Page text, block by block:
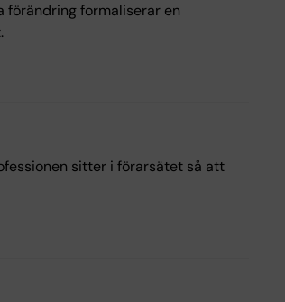
förändring formaliserar en
sitter i förarsätet så att